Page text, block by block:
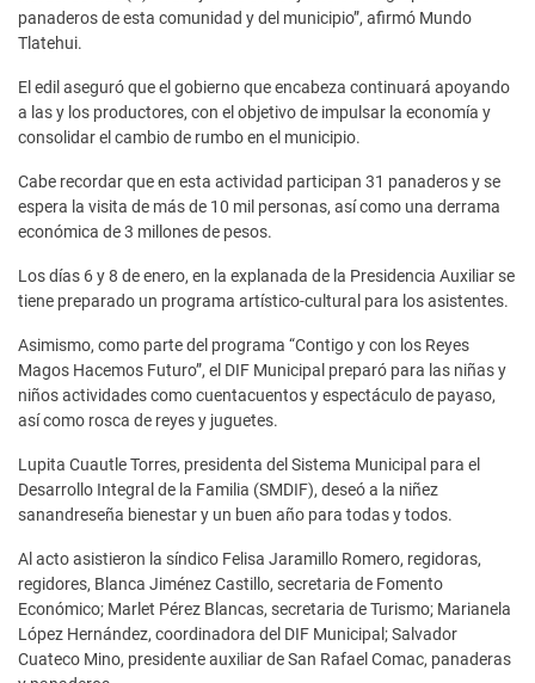
panaderos de esta comunidad y del municipio”, afirmó Mundo
Tlatehui.
El edil aseguró que el gobierno que encabeza continuará apoyando
a las y los productores, con el objetivo de impulsar la economía y
consolidar el cambio de rumbo en el municipio.
Cabe recordar que en esta actividad participan 31 panaderos y se
espera la visita de más de 10 mil personas, así como una derrama
económica de 3 millones de pesos.
Los días 6 y 8 de enero, en la explanada de la Presidencia Auxiliar se
tiene preparado un programa artístico-cultural para los asistentes.
Asimismo, como parte del programa “Contigo y con los Reyes
Magos Hacemos Futuro”, el DIF Municipal preparó para las niñas y
niños actividades como cuentacuentos y espectáculo de payaso,
así como rosca de reyes y juguetes.
Lupita Cuautle Torres, presidenta del Sistema Municipal para el
Desarrollo Integral de la Familia (SMDIF), deseó a la niñez
sanandreseña bienestar y un buen año para todas y todos.
Al acto asistieron la síndico Felisa Jaramillo Romero, regidoras,
regidores, Blanca Jiménez Castillo, secretaria de Fomento
Económico; Marlet Pérez Blancas, secretaria de Turismo; Marianela
López Hernández, coordinadora del DIF Municipal; Salvador
Cuateco Mino, presidente auxiliar de San Rafael Comac, panaderas